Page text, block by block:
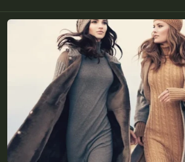
Одежда